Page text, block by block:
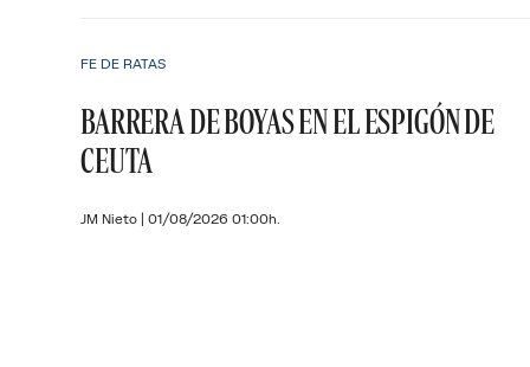
FE DE RATAS
BARRERA DE BOYAS EN EL ESPIGÓN DE
CEUTA
JM Nieto | 01/08/2026 01:00h.